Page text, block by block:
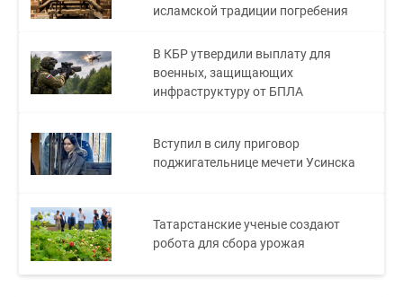
исламской традиции погребения
В КБР утвердили выплату для
военных, защищающих
инфраструктуру от БПЛА
Вступил в силу приговор
поджигательнице мечети Усинска
Татарстанские ученые создают
робота для сбора урожая